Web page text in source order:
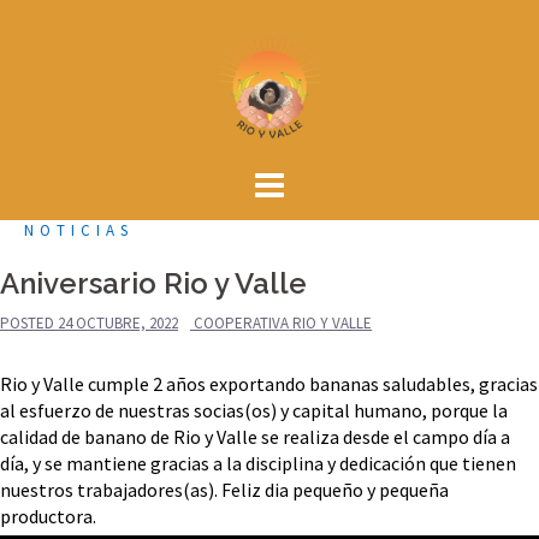
NOTICIAS
Aniversario Rio y Valle
POSTED 24 OCTUBRE, 2022 COOPERATIVA RIO Y VALLE
Rio y Valle cumple 2 años exportando bananas saludables, gracias
al esfuerzo de nuestras socias(os) y capital humano, porque la
calidad de banano de Rio y Valle se realiza desde el campo día a
día, y se mantiene gracias a la disciplina y dedicación que tienen
nuestros trabajadores(as). Feliz dia pequeño y pequeña
productora.